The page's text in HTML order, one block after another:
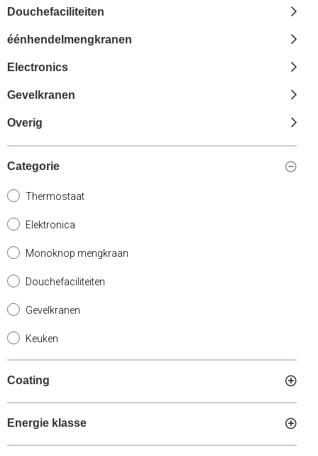
Douchefaciliteiten
éénhendelmengkranen
Electronics
Gevelkranen
Overig
Categorie
Thermostaat
Elektronica
Monoknop mengkraan
Douchefaciliteiten
Gevelkranen
Keuken
Coating
Energie klasse